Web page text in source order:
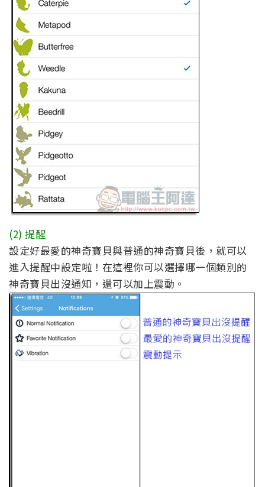
(2) 提醒
設定好最愛的神奇寶貝與普通的神奇寶貝後，就可以
進入提醒中設定啦！在這裡你可以選擇哪一個類別的
神奇寶貝出沒通知，還可以加上震動。